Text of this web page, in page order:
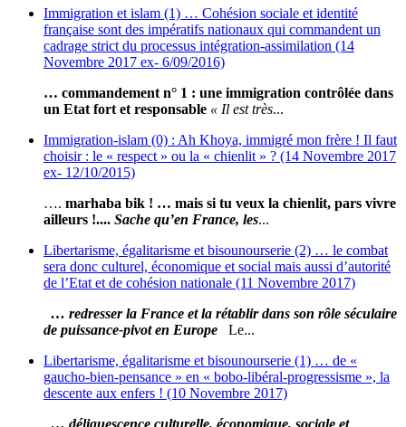
Immigration et islam (1) … Cohésion sociale et identité
française sont des impératifs nationaux qui commandent un
cadrage strict du processus intégration-assimilation (14
Novembre 2017 ex- 6/09/2016)
… commandement n° 1 : une immigration contrôlée dans
un Etat fort et responsable « Il est très...
Immigration-islam (0) : Ah Khoya, immigré mon frère ! Il faut
choisir : le « respect » ou la « chienlit » ? (14 Novembre 2017
ex- 12/10/2015)
…. marhaba bik ! … mais si tu veux la chienlit, pars vivre
ailleurs !.... Sache qu’en France, les...
Libertarisme, égalitarisme et bisounourserie (2) … le combat
sera donc culturel, économique et social mais aussi d’autorité
de l’Etat et de cohésion nationale (11 Novembre 2017)
… redresser la France et la rétablir dans son rôle séculaire
de puissance-pivot en Europe Le...
Libertarisme, égalitarisme et bisounourserie (1) … de «
gaucho-bien-pensance » en « bobo-libéral-progressisme », la
descente aux enfers ! (10 Novembre 2017)
… déliquescence culturelle, économique, sociale et